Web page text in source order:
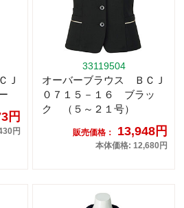
Ｊ
円
円
33119504
オーバーブラウス ＢＣＪ
０７１５－１６ ブラッ
ク （５～２１号）
販売価格： 13,948円
本体価格: 12,680円